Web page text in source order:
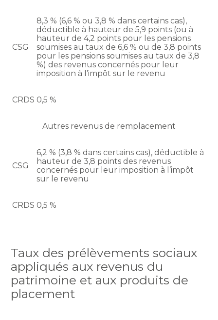
CSG
8,3 % (6,6 % ou 3,8 % dans certains cas),
déductible à hauteur de 5,9 points (ou à
hauteur de 4,2 points pour les pensions
soumises au taux de 6,6 % ou de 3,8 points
pour les pensions soumises au taux de 3,8
%) des revenus concernés pour leur
imposition à l’impôt sur le revenu
CRDS 0,5 %
Autres revenus de remplacement
CSG
6,2 % (3,8 % dans certains cas), déductible à
hauteur de 3,8 points des revenus
concernés pour leur imposition à l’impôt
sur le revenu
CRDS 0,5 %
Taux des prélèvements sociaux
appliqués aux revenus du
patrimoine et aux produits de
placement